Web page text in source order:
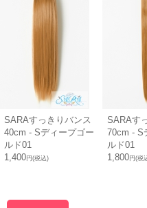
SARAすっきりバンス
40cm - Sディープゴー
ルド01
1,400円(税込)
SARAす
70cm - S
ルド01
1,800円(税